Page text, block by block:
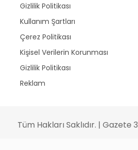
Gizlilik Politikası
Kullanım Şartları
Çerez Politikası
Kişisel Verilerin Korunması
Gizlilik Politikası
Reklam
Tüm Hakları Saklıdır. | Gazete 3